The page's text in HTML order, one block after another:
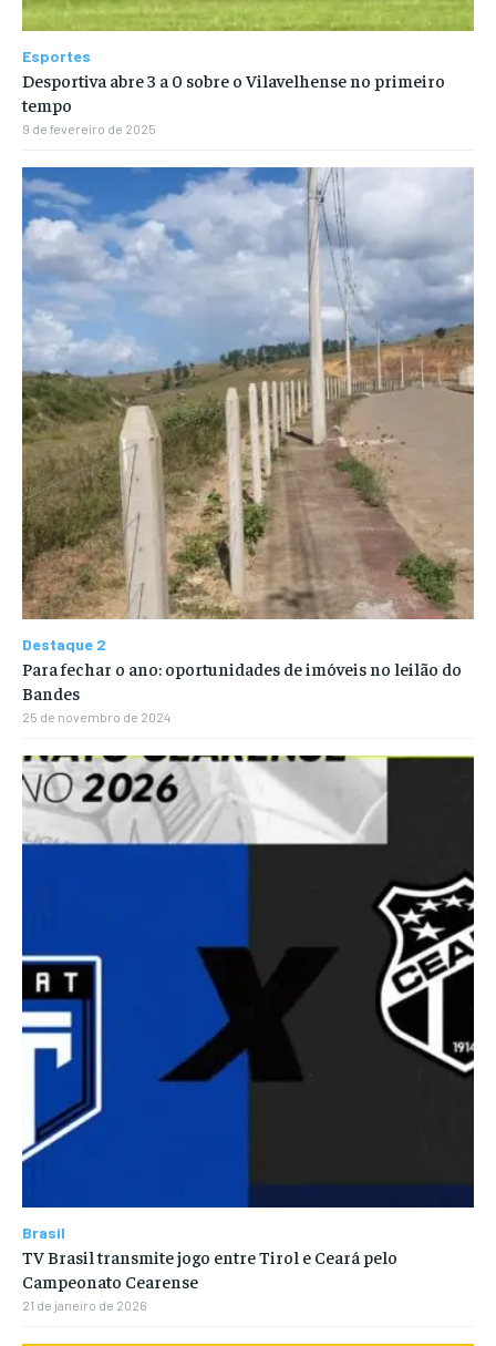
Esportes
Desportiva abre 3 a 0 sobre o Vilavelhense no primeiro
tempo
9 de fevereiro de 2025
Destaque 2
Para fechar o ano: oportunidades de imóveis no leilão do
Bandes
25 de novembro de 2024
Brasil
TV Brasil transmite jogo entre Tirol e Ceará pelo
Campeonato Cearense
21 de janeiro de 2026